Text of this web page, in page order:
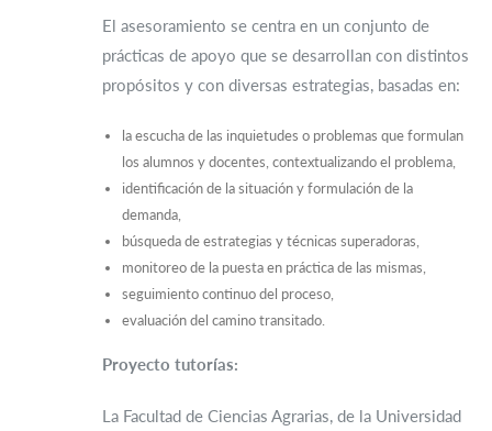
El asesoramiento se centra en un conjunto de
prácticas de apoyo que se desarrollan con distintos
propósitos y con diversas estrategias, basadas en:
la escucha de las inquietudes o problemas que formulan
los alumnos y docentes, contextualizando el problema,
identificación de la situación y formulación de la
demanda,
búsqueda de estrategias y técnicas superadoras,
monitoreo de la puesta en práctica de las mismas,
seguimiento continuo del proceso,
evaluación del camino transitado.
Proyecto tutorías:
La Facultad de Ciencias Agrarias, de la Universidad